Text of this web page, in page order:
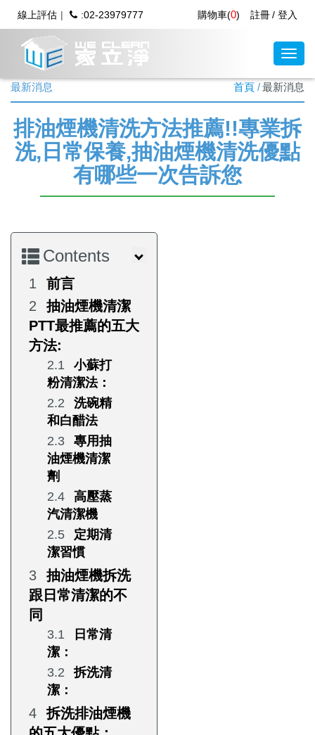
線上評估 :02-23979777 註冊 登入
購物車(0)
最新消息 首頁 最新消息
排油煙機清洗方法推薦!!專業拆
洗,日常保養,抽油煙機清洗優點
有哪些一次告訴您
Contents
前言
抽油煙機清潔
PTT最推薦的五大
方法:
小蘇打
粉清潔法：
洗碗精
和白醋法
專用抽
油煙機清潔
劑
高壓蒸
汽清潔機
定期清
潔習慣
抽油煙機拆洗
跟日常清潔的不
同
日常清
潔：
拆洗清
潔：
拆洗排油煙機